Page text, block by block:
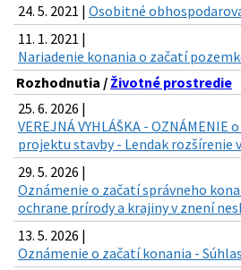
24. 5. 2021 | Osobitné
11. 1. 2021 |
Nariadenie konania o začatí
Rozhodnutia / Životné prostredie
25. 6. 2026 |
VEREJNÁ VYHLÁŠKA -
projektu stavby - Lendak rozšírenie
29. 5. 2026 |
Oznámenie o začatí správneho
ochrane prírody a krajiny v znení
13. 5. 2026 |
Oznámenie o začatí konania -